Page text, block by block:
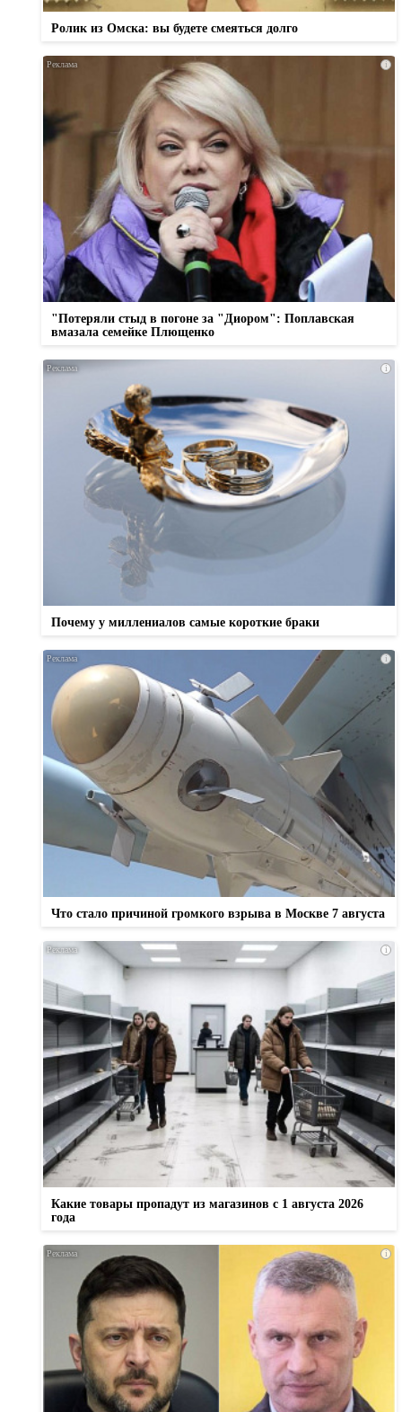
Ролик из Омска: вы будете смеяться долго
i
"Потеряли стыд в погоне за "Диором": Поплавская
вмазала семейке Плющенко
i
Почему у миллениалов самые короткие браки
i
Что стало причиной громкого взрыва в Москве 7 августа
i
Какие товары пропадут из магазинов с 1 августа 2026
года
i